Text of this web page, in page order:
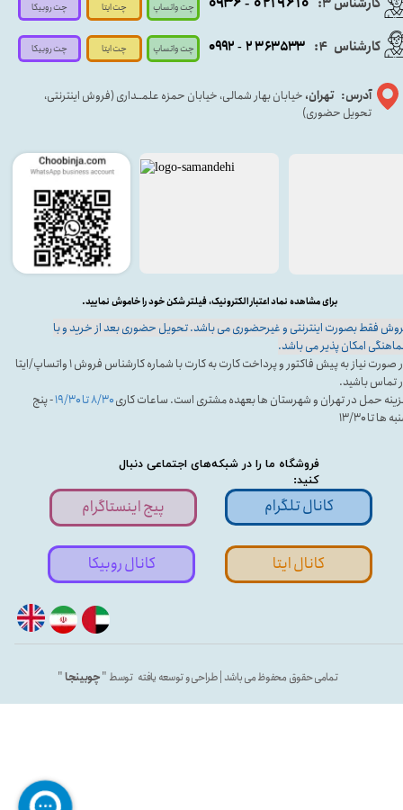
فروشگاه ما را در شبکه‌های اجتماعی دنبال
کنید:
تمامی حقوق محفوظ می باشد | طراحی و توسعه یافته توسط "چوبینجا"
آدرس: تهران، خیابان بهار شمالی، خیابان حمزه علمــداری (فروش اینترنتی،
تحویل حضوری)
فقط بصورت اینترنتی و غیرحضوری می باشد. تحویل حضوری بعد از خرید و با
امکان پذیر می باشد.
در صورت نیاز به پیش فاکتور و پرداخت کارت به کارت با شماره کارشناس فروش ۱ واتساپ/ایتا
تماس باشید.
حمل در تهران و شهرستان ها بعهده مشتری است. ساعات کاری۸/۳۰ تا ۱۹/۳۰
- پنج
ها تا ۱۳/۳۰
برای مشاهده نماد اعتبار الکترونیک، فیلتر شکن خود را خاموش نمایید.
پیج اینستاگرام کانال تلگرام
کانال ایتا کانال روبیکا
کارشناس 4
: ۲۳۶۳۵۳۳ - ۰۹۹۲ چت واتساپ
چت واتساپ چت ایتا
چت ایتا
چت روبیکا
چت روبیکا